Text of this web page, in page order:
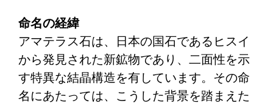
命名の経緯
アマテラス石は、日本の国石であるヒスイ
から発見された新鉱物であり、二面性を示
す特異な結晶構造を有しています。その命
名にあたっては、こうした背景を踏まえた